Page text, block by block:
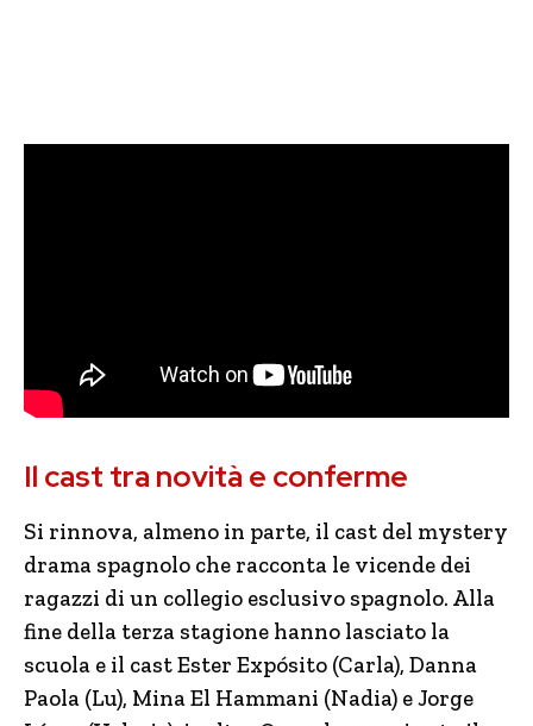
Il cast tra novità e conferme
Si rinnova, almeno in parte, il cast del mystery
drama spagnolo che racconta le vicende dei
ragazzi di un collegio esclusivo spagnolo. Alla
fine della terza stagione hanno lasciato la
scuola e il cast Ester Expósito (Carla), Danna
Paola (Lu), Mina El Hammani (Nadia) e Jorge